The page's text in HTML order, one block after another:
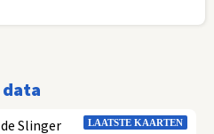
LAATSTE KAARTEN
Slinger